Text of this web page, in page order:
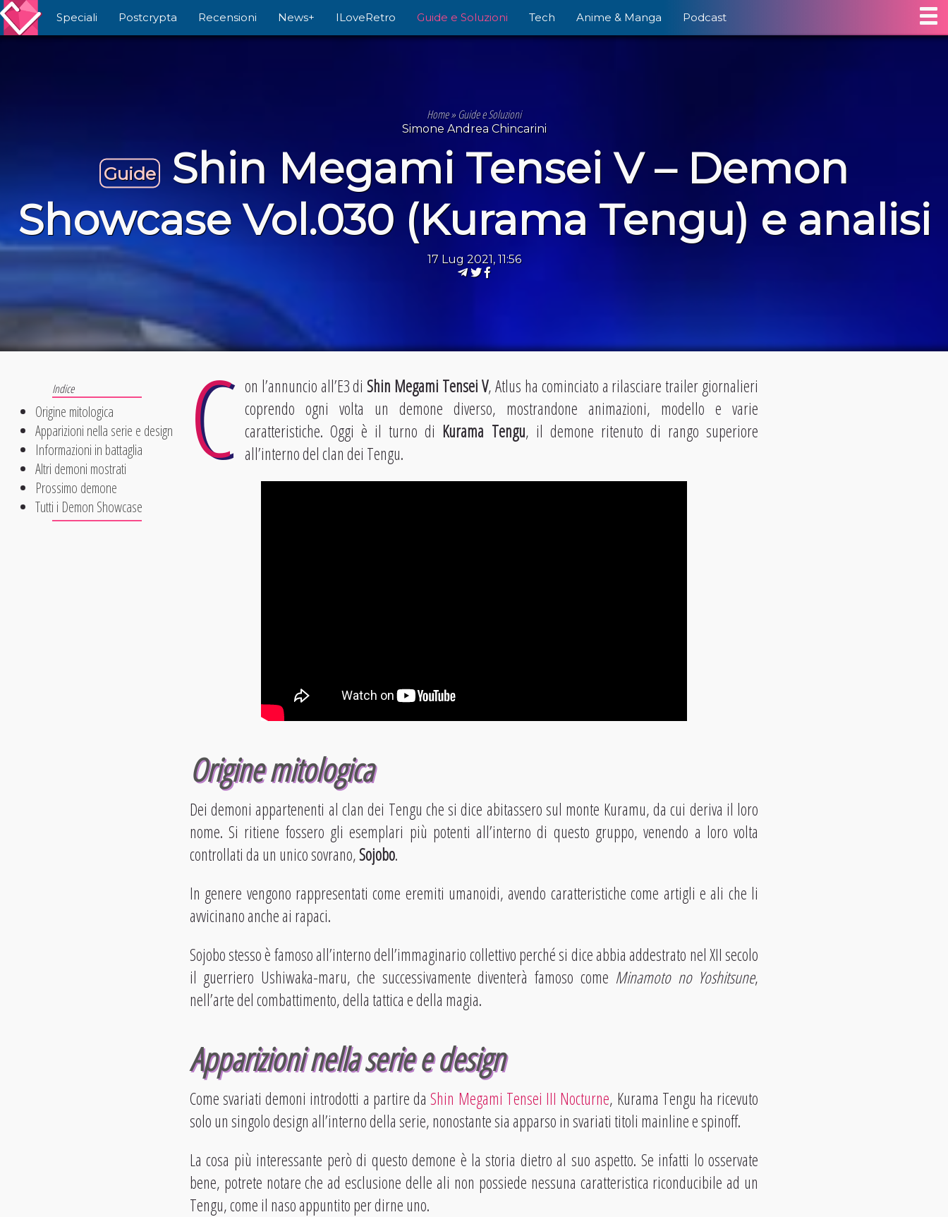
Speciali Postcrypta Recensioni News+ ILoveRetro Guide e Soluzioni Tech Anime & Manga Podcast
Home»Guide e Soluzioni
Simone Andrea Chincarini
Guide
Shin Megami Tensei V – Demon
Showcase Vol.030 (Kurama Tengu) e analisi
17 Lug 2021, 11:56
C on l’annuncio all’E3 diShin Megami Tensei V, Atlus ha cominciato a rilasciare trailer giornalieri
coprendo ogni volta un demone diverso, mostrandone animazioni, modello e varie
caratteristiche. Oggi è il turno di Kurama Tengu, il demone ritenuto di rango superiore
all’interno del clan dei Tengu.
Origine mitologica
Apparizioni nella serie e design
Informazioni in battaglia
Altri demoni mostrati
Prossimo demone
Tutti i Demon Showcase
Origine mitologica
Dei demoni appartenenti al clan dei Tengu che si dice abitassero sul monte Kuramu, da cui deriva il loro
nome. Si ritiene fossero gli esemplari più potenti all’interno di questo gruppo, venendo a loro volta
controllati da un unico sovrano,Sojobo.
In genere vengono rappresentati come eremiti umanoidi, avendo caratteristiche come artigli e ali che li
avvicinano anche ai rapaci.
Sojobo stesso è famoso all’interno dell’immaginario collettivo perché si dice abbia addestrato nel XII secolo
il guerriero Ushiwaka-maru, che successivamente diventerà famoso come Minamoto no Yoshitsune,
nell’arte del combattimento, della tattica e della magia.
Apparizioni nella serie e design
Come svariati demoni introdotti a partire da Shin Megami Tensei III Nocturne, Kurama Tengu ha ricevuto
solo un singolo design all’interno della serie, nonostante sia apparso in svariati titoli mainline e spinoff.
La cosa più interessante però di questo demone è la storia dietro al suo aspetto. Se infatti lo osservate
bene, potrete notare che ad esclusione delle ali non possiede nessuna caratteristica riconducibile ad un
Tengu, come il naso appuntito per dirne uno.